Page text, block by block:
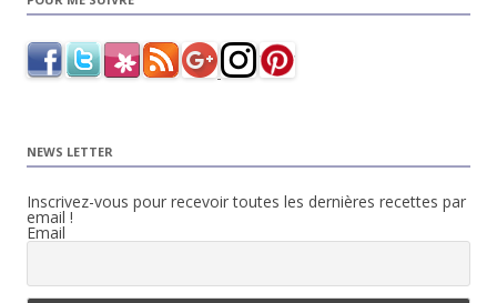
NEWS LETTER
Inscrivez-vous pour recevoir toutes les dernières recettes par
email !
Email